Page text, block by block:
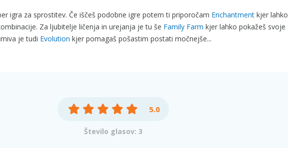
igra za sprostitev. Če iščeš podobne igre potem ti priporočam Enchantment kjer lahko
Za ljubitelje ličenja in urejanja je tu še Family Farm kjer lahko pokažeš svoje
je tudi Evolution kjer pomagaš pošastim postati močnejše...
5.0
Število glasov: 3